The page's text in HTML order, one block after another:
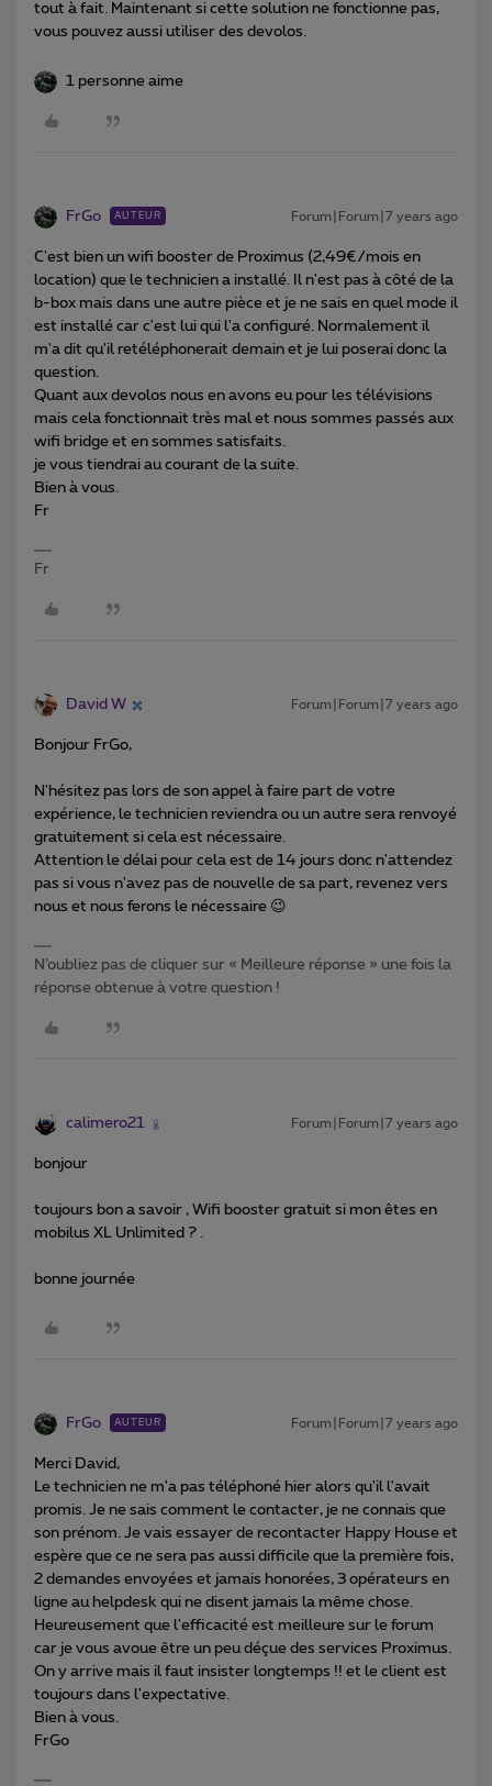
tout à fait. Maintenant si cette solution ne fonctionne pas,
vous pouvez aussi utiliser des devolos.
1 personne aime
FrGo AUTEUR Forum|Forum|7 years ago
C'est bien un wifi booster de Proximus (2,49€/mois en
location) que le technicien a installé. Il n'est pas à côté de la
b-box mais dans une autre pièce et je ne sais en quel mode il
est installé car c'est lui qui l'a configuré. Normalement il
m'a dit qu'il retéléphonerait demain et je lui poserai donc la
question.
Quant aux devolos nous en avons eu pour les télévisions
mais cela fonctionnait très mal et nous sommes passés aux
wifi bridge et en sommes satisfaits.
je vous tiendrai au courant de la suite.
Bien à vous.
Fr
Fr
David W Forum|Forum|7 years ago
Bonjour FrGo,
N'hésitez pas lors de son appel à faire part de votre
expérience, le technicien reviendra ou un autre sera renvoyé
gratuitement si cela est nécessaire.
Attention le délai pour cela est de 14 jours donc n'attendez
pas si vous n'avez pas de nouvelle de sa part, revenez vers
nous et nous ferons le nécessaire 😉
N’oubliez pas de cliquer sur « Meilleure réponse » une fois la
réponse obtenue à votre question !
calimero21 Forum|Forum|7 years ago
bonjour
toujours bon a savoir , Wifi booster gratuit si mon êtes en
mobilus XL Unlimited ? .
bonne journée
FrGo AUTEUR Forum|Forum|7 years ago
Merci David,
Le technicien ne m'a pas téléphoné hier alors qu'il l'avait
promis. Je ne sais comment le contacter, je ne connais que
son prénom. Je vais essayer de recontacter Happy House et
espère que ce ne sera pas aussi difficile que la première fois,
2 demandes envoyées et jamais honorées, 3 opérateurs en
ligne au helpdesk qui ne disent jamais la même chose.
Heureusement que l'efficacité est meilleure sur le forum
car je vous avoue être un peu déçue des services Proximus.
On y arrive mais il faut insister longtemps !! et le client est
toujours dans l'expectative.
Bien à vous.
FrGo